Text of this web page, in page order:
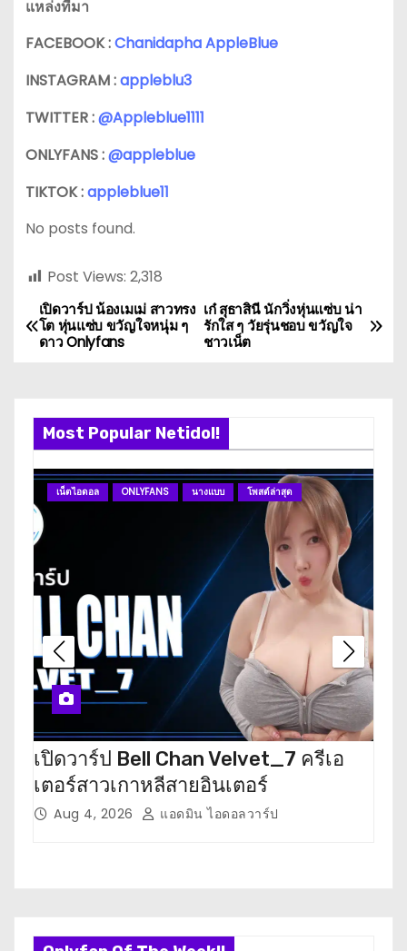
แหล่งที่มา
FACEBOOK :Chanidapha AppleBlue
INSTAGRAM :appleblu3
TWITTER :@Appleblue1111
ONLYFANS :@appleblue
TIKTOK :appleblue11
No posts found.
Post Views: 2,318
P
o
n
a
v
g
a
t
o
n
เก๋ สุธาสินี นักวิ่งหุ่นแซ่บ น่า
รักใส ๆ วัยรุ่นชอบ ขวัญใจ
ชาวเน็ต
เปิดวาร์ป น้องเมเม่ สาวทรง
โต หุ่นแซ่บ ขวัญใจหนุ่ม ๆ
ดาว Onlyfans
Most Popular Netidol!
เน็ตไอดอล ONLYFANS นางแบบ โพสต์ล่าสุด
เปิดวาร์ป Bell Chan Velvet_7 ครีเอ
เตอร์สาวเกาหลีสายอินเตอร์
Aug 4, 2026 แอดมิน ไอดอลวาร์ป